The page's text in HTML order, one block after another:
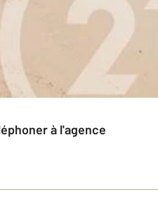
à l'agence